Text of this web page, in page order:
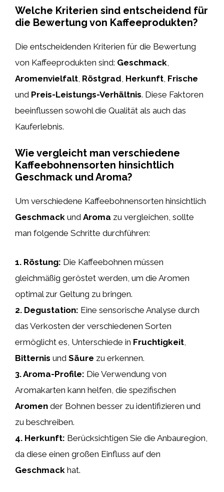
Welche Kriterien sind entscheidend für
die Bewertung von Kaffeeprodukten?
Die entscheidenden Kriterien für die Bewertung
von Kaffeeprodukten sind: Geschmack
Aromenvielfalt Röstgrad Herkunft Frische
und Preis-Leistungs-Verhältnis. Diese Faktoren
beeinflussen sowohl die Qualität als auch das
Kauferlebnis.
Wie vergleicht man verschiedene
Kaffeebohnensorten hinsichtlich
Geschmack und Aroma?
Um verschiedene Kaffeebohnensorten hinsichtlich
Geschmack und Aroma zu vergleichen, sollte
man folgende Schritte durchführen:
1. Röstung: Die Kaffeebohnen müssen
gleichmäßig geröstet werden, um die Aromen
optimal zur Geltung zu bringen.
2. Degustation: Eine sensorische Analyse durch
das Verkosten der verschiedenen Sorten
ermöglicht es, Unterschiede in Fruchtigkeit
Bitternis und Säure zu erkennen.
3.Aroma-Profile: Die Verwendung von
Aromakarten kann helfen, die spezifischen
Aromen der Bohnen besser zu identifizieren und
zu beschreiben.
4. Herkunft: Berücksichtigen Sie die Anbauregion,
da diese einen großen Einfluss auf den
Geschmack hat.